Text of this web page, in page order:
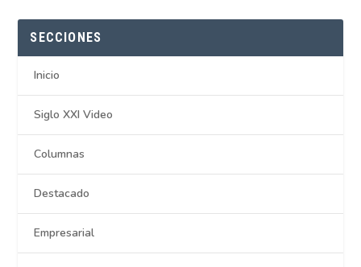
SECCIONES
Inicio
Siglo XXI Video
Columnas
Destacado
Empresarial